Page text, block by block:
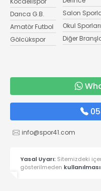
Darıca G.B.
Amatör Futbol
Gölcükspor
Salon
Okul Sporları
Diğer
info@spor41.com
Yasal Uyarı: Sitemizdeki
gösterilmeden